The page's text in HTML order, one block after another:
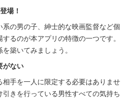
場！
の男の子、紳士的な映画監督など個
るのが本アプリの特徴の一つです。
築いてみましょう。
がない
手を一人に限定する必要はありませ
きを行っている男性すべての気持ち